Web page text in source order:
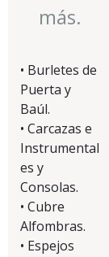
más.
• Burletes de
Puerta y
Baúl.
• Carcazas e
Instrumental
es y
Consolas.
• Cubre
Alfombras.
• Espejos